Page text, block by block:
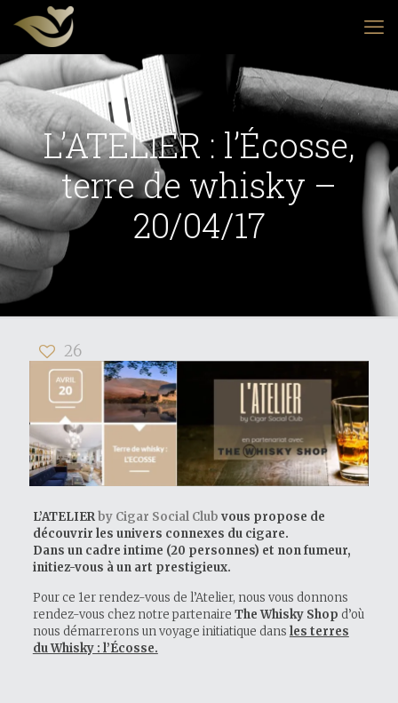
L’ATELIER : l’Écosse,
terre de whisky –
20/04/17
26
L’ATELIERby Cigar Social Club vous propose de
découvrir les univers connexes du cigare.
Dans un cadre intime (20 personnes) et non fumeur,
initiez-vous à un art prestigieux.
Pour ce 1er rendez-vous de l’Atelier, nous vous donnons
rendez-vous chez notre partenaire The Whisky Shop d’où
nous démarrerons un voyage initiatique dans les terres
du Whisky : l’Écosse.